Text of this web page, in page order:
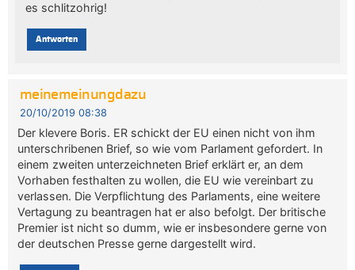
es schlitzohrig!
Antworten
meinemeinungdazu
20/10/2019 08:38
Der klevere Boris. ER schickt der EU einen nicht von ihm
unterschribenen Brief, so wie vom Parlament gefordert. In
einem zweiten unterzeichneten Brief erklärt er, an dem
Vorhaben festhalten zu wollen, die EU wie vereinbart zu
verlassen. Die Verpflichtung des Parlaments, eine weitere
Vertagung zu beantragen hat er also befolgt. Der britische
Premier ist nicht so dumm, wie er insbesondere gerne von
der deutschen Presse gerne dargestellt wird.